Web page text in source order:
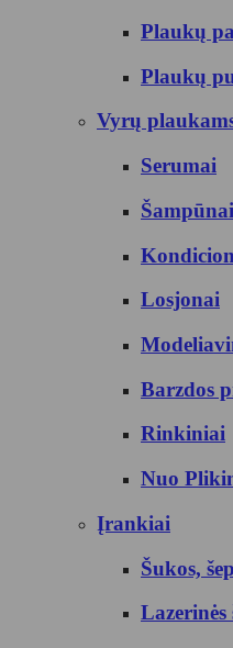
Plaukų
Plaukų
Vyrų
Serumai
Šampūnai
Losjonai
Barzdos
Rinkiniai
Nuo
Įrankiai
Šukos,
Lazerinės